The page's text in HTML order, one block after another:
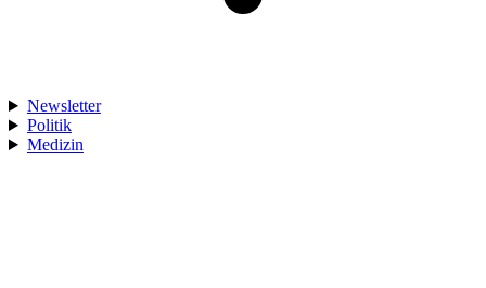
Newsletter
Politik
Medizin